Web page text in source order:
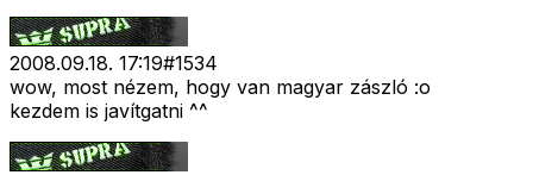
2008.09.18. 17:19#1534
wow, most nézem, hogy van magyar zászló :o
kezdem is javítgatni ^^